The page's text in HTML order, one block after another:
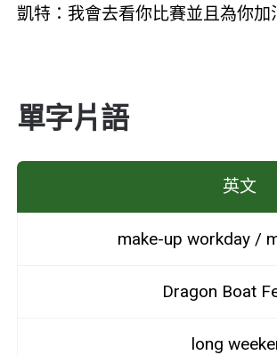
凱特：我會去看你比賽並且為你加
單字片語
英文
make-up workday /
Dragon Boat
long